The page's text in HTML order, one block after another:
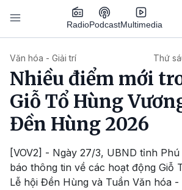
Nhảy đến nội dung
RadioPodcastMultimedia
Văn hóa - Giải trí Thứ
Nhiều điểm mới
Giỗ Tổ Hùng
Đền Hùng 2026
[VOV2] - Ngày 27/3, UBND tỉnh
báo thông tin về các hoạt động Giỗ
Lễ hội Đền Hùng và Tuần Văn hóa